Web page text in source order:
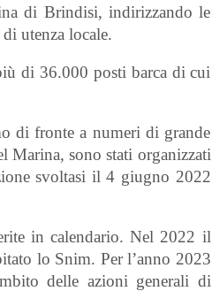
di Brindisi, indirizzando le
utenza locale.
di 36.000 posti barca di cui
di fronte a numeri di grande
Marina, sono stati organizzati
svoltasi il 4 giugno 2022
in calendario. Nel 2022 il
lo Snim. Per l’anno 2023
delle azioni generali di